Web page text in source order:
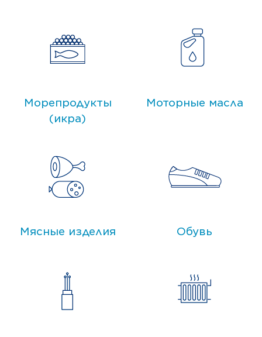
Морепродукты
(икра)
Моторные масла
Мясные изделия Обувь